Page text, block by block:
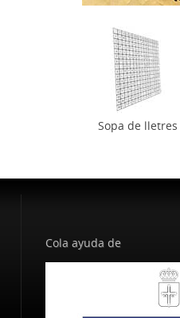
Sopa de lletres
Cola ayuda de